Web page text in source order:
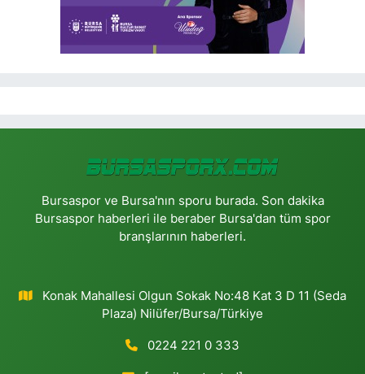
Bursaspor ve Bursa'nın sporu burada. Son dakika
Bursaspor haberleri ile beraber Bursa'dan tüm spor
branşlarının haberleri.
Konak Mahallesi Olgun Sokak No:48 Kat 3 D 11 (Seda
Plaza) Nilüfer/Bursa/Türkiye
0224 221 0 333